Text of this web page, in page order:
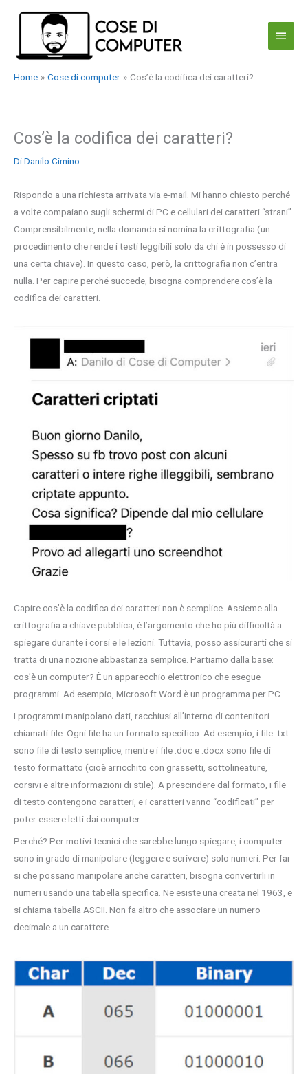
Menu
Home Cose di computer Cos’è la codifica dei caratteri?
Cos’è la codifica dei caratteri?
DiDanilo Cimino
Rispondo a una richiesta arrivata via e-mail. Mi hanno chiesto perché
a volte compaiano sugli schermi di PC e cellulari dei caratteri “strani”.
Comprensibilmente, nella domanda si nomina la crittografia (un
procedimento che rende i testi leggibili solo da chi è in possesso di
una certa chiave). In questo caso, però, la crittografia non c’entra
nulla. Per capire perché succede, bisogna comprendere cos’è la
codifica dei caratteri.
Capire cos’è la codifica dei caratteri non è semplice. Assieme alla
crittografia a chiave pubblica, è l’argomento che ho più difficoltà a
spiegare durante i corsi e le lezioni. Tuttavia, posso assicurarti che si
tratta di una nozione abbastanza semplice. Partiamo dalla base:
cos’è un computer? È un apparecchio elettronico che esegue
programmi. Ad esempio, Microsoft Word è un programma per PC.
I programmi manipolano dati, racchiusi all’interno di contenitori
chiamati file. Ogni file ha un formato specifico. Ad esempio, i file .txt
sono file di testo semplice, mentre i file .doc e .docx sono file di
testo formattato (cioè arricchito con grassetti, sottolineature,
corsivi e altre informazioni di stile). A prescindere dal formato, i file
di testo contengono caratteri, e i caratteri vanno “codificati” per
poter essere letti dai computer.
Perché? Per motivi tecnici che sarebbe lungo spiegare, i computer
sono in grado di manipolare (leggere e scrivere) solo numeri. Per far
si che possano manipolare anche caratteri, bisogna convertirli in
numeri usando una tabella specifica. Ne esiste una creata nel 1963, e
si chiama tabella ASCII. Non fa altro che associare un numero
decimale a un carattere.